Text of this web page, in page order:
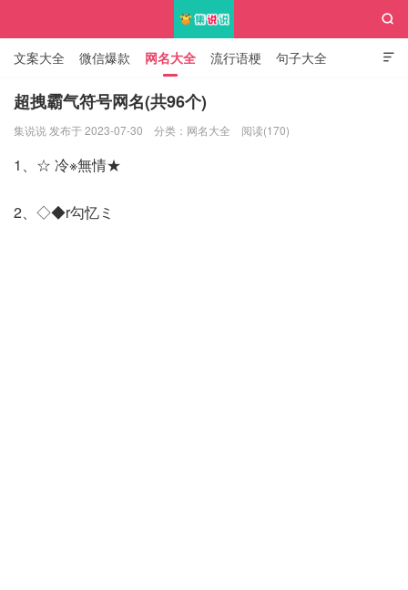

文案大全 微信爆款 网名大全 流行语梗 句子大全
知识大全

超拽霸气符号网名(共96个)
集说说 发布于 2023-07-30 分类： 网名大全 阅读(170)
1、☆ 冷※無情★
2、◇◆r勾忆ミ